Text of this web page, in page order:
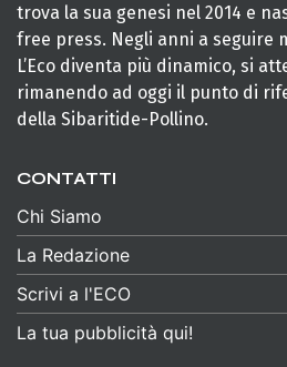
trova la sua genesi nel 2014 e
free press. Negli anni a seguire
L’Eco diventa più dinamico, si
rimanendo ad oggi il punto di
della Sibaritide-Pollino.
CONTATTI
Chi Siamo
La Redazione
Scrivi a l'ECO
La tua pubblicità qui!